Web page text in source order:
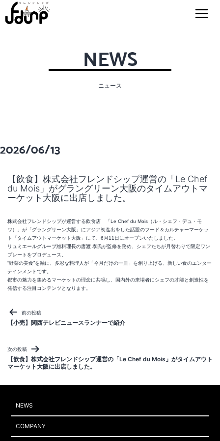
NEWS
ニュース
2026/06/13
【飲食】株式会社フレンドシップ運営の「Le Chef
du Mois」がグラングリーン大阪のタイムアウトマ
ーケット大阪に出店しました。
株式会社フレンドシップが運営する飲食店 「Le Chef du Mois（ル・シェフ・デュ・モ
ワ）」が「グラングリーン大阪」にアジア初進出をした話題のフード＆カルチャーマーケッ
ト「タイムアウトマーケット大阪」にて、6月11日にオープンいたしました。
リュミエールグループ総料理長の唐渡 泰氏が監修を務め、シェフたちが月替わりで限定ワン
プレートをプロデュース。
“野菜の美食”を軸に、多彩な料理人が「今月だけの一皿」を創り上げる、新しい食のエンター
テインメントです。
都市の魅力を集めるマーケットの理念に共鳴し、国内外の来場者にシェフの才能と創造性を
発信する注目コンテンツとなります。
投
稿
ビ
ゲ
ー
前の投稿
【小売】関西テレビニュースランナーで紹介
次の投稿
【飲食】株式会社フレンドシップ運営の「Le Chef du Mois」がタイムアウト
マーケット大阪に出店しました。
NEWS
COMPANY